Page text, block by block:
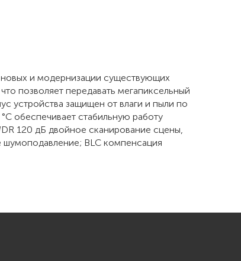
и модернизации существующих
позволяет передавать мегапиксельный
устройства защищен от влаги и пыли по
обеспечивает стабильную работу
120 дБ двойное сканирование сцены,
BLC компенсация